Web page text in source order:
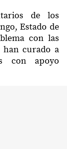
de los
Estado de
con las
han curado a
con apoyo